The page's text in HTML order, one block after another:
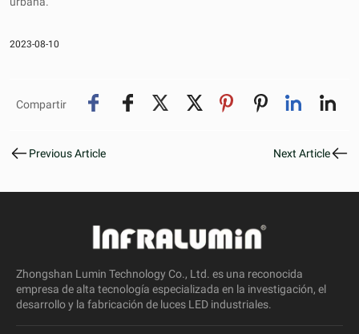
2023-08-10
Compartir
Previous Article Next Article
Zhongshan Lumin Technology Co., Ltd. es una reconocida
empresa de alta tecnología especializada en la investigación, el
desarrollo y la fabricación de luces LED industriales.